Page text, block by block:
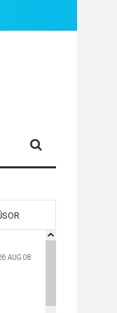
AUG 08